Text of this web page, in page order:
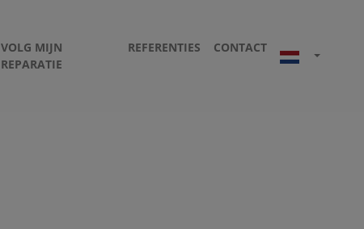
VOLG MIJN
REPARATIE
REFERENTIES CONTACT